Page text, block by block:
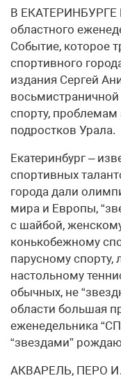
В
областного
Событие, которое
спортивного
издания Сергей
восьмистраничной
спорту,
подростков Урала.
Екатеринбург –
спортивных
города дали
мира и Европы,
с шайбой,
конькобежному
парусному спорту,
настольному
обычных, не
области большая
еженедельника
“звездами”
АКВАРЕЛЬ, ПЕРО